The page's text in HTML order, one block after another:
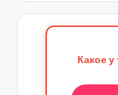
Какое у